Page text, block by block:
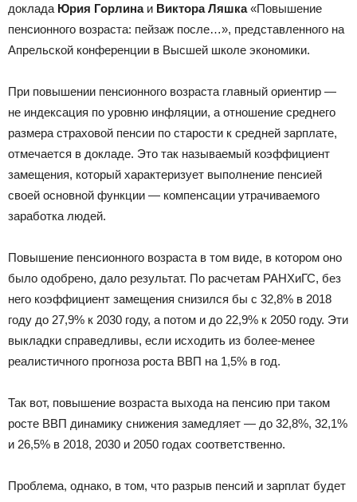
доклада Юрия Горлинаи Виктора Ляшка«Повышение
пенсионного возраста: пейзаж после…», представленного на
Апрельской конференции в Высшей школе экономики.
При повышении пенсионного возраста главный ориентир —
не индексация по уровню инфляции, а отношение среднего
размера страховой пенсии по старости к средней зарплате,
отмечается в докладе. Это так называемый коэффициент
замещения, который характеризует выполнение пенсией
своей основной функции — компенсации утрачиваемого
заработка людей.
Повышение пенсионного возраста в том виде, в котором оно
было одобрено, дало результат. По расчетам РАНХиГС, без
него коэффициент замещения снизился бы с 32,8% в 2018
году до 27,9% к 2030 году, а потом и до 22,9% к 2050 году. Эти
выкладки справедливы, если исходить из более-менее
реалистичного прогноза роста ВВП на 1,5% в год.
Так вот, повышение возраста выхода на пенсию при таком
росте ВВП динамику снижения замедляет — до 32,8%, 32,1%
и 26,5% в 2018, 2030 и 2050 годах соответственно.
Проблема, однако, в том, что разрыв пенсий и зарплат будет